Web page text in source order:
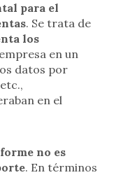
para el
. Se trata de
los
en un
datos por
en el
no es
. En términos